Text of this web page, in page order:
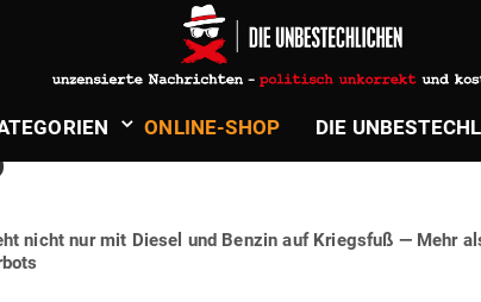
ONLINE-SHOP DIE
Islamismus & Terror
EIN GRÜNER WEIN
nicht nur mit Diesel und Benzin auf Kriegsfuß — Mehr